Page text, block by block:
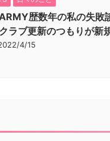
ARMY歴数年の私の失敗
ラブ更新のつもりが新
4/15